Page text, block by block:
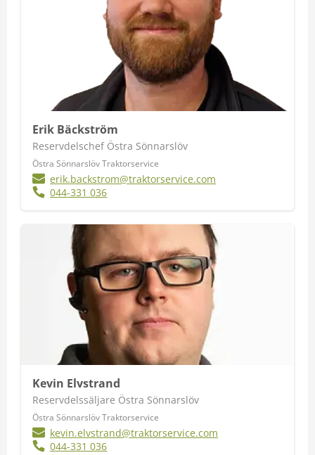
Erik Bäckström
Reservdelschef Östra Sönnarslöv
Östra Sönnarslöv Traktorservice
erik.backstrom@traktorservice.com
044-331 036
Kevin Elvstrand
Reservdelssäljare Östra Sönnarslöv
Östra Sönnarslöv Traktorservice
kevin.elvstrand@traktorservice.com
044-331 036